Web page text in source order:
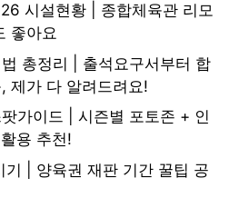
시설현황 | 종합체육관 리모
좋아요
총정리 | 출석요구서부터 합
제가 다 알려드려요!
가이드 | 시즌별 포토존 + 인
용 추천!
기 | 양육권 재판 기간 꿀팁 공